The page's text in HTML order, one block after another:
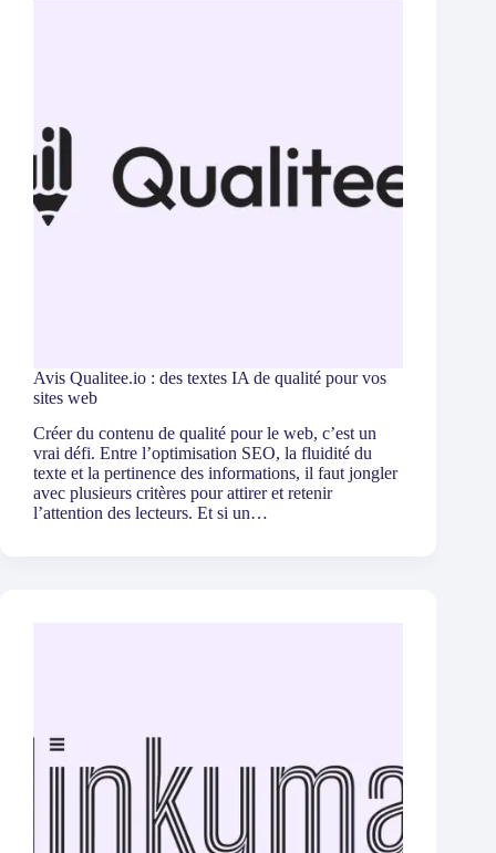
Avis Qualitee.io : des textes IA de qualité pour vos
sites web
Créer du contenu de qualité pour le web, c’est un
vrai défi. Entre l’optimisation SEO, la fluidité du
texte et la pertinence des informations, il faut jongler
avec plusieurs critères pour attirer et retenir
l’attention des lecteurs. Et si un…